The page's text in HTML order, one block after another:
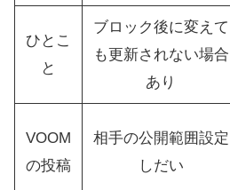
ひとこ
と
ブロック後に変えて
も更新されない場合
あり
VOOM
の投稿
相手の公開範囲設定
しだい